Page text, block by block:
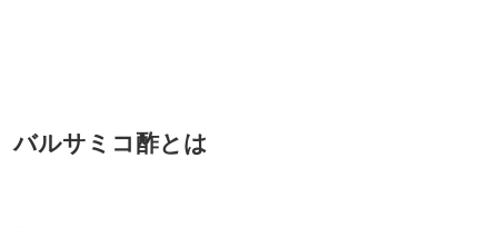
バルサミコ酢とは